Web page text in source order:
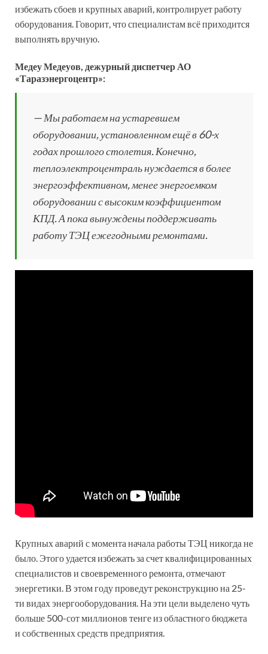
избежать сбоев и крупных аварий, контролирует работу
оборудования. Говорит, что специалистам всё приходится
выполнять вручную.
Медеу Медеуов, дежурный диспетчер АО
«Таразэнергоцентр»:
— Мы работаем на устаревшем
оборудовании, установленном ещё в 60-х
годах прошлого столетия. Конечно,
теплоэлектроцентраль нуждается в более
энергоэффективном, менее энергоемком
оборудовании с высоким коэффициентом
КПД. А пока вынуждены поддерживать
работу ТЭЦ ежегодными ремонтами.
Крупных аварий с момента начала работы ТЭЦ никогда не
было. Этого удается избежать за счет квалифицированных
специалистов и своевременного ремонта, отмечают
энергетики. В этом году проведут реконструкцию на 25-
ти видах энергооборудования. На эти цели выделено чуть
больше 500-сот миллионов тенге из областного бюджета
и собственных средств предприятия.